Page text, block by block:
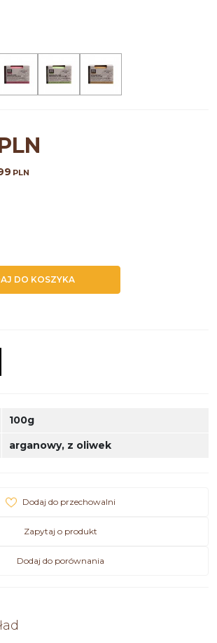
PLN
DO KOSZYKA
100g
arganowy, z oliwek
Dodaj do przechowalni
Zapytaj o produkt
Dodaj do porównania